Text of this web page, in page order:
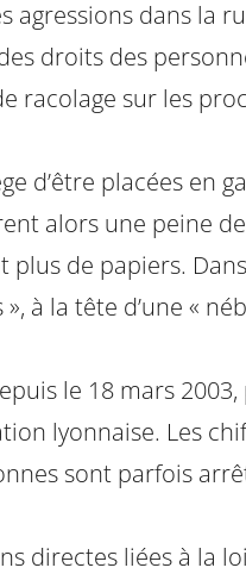
agressions dans la
droits des
racolage sur les
d’être placées en
alors une peine
de papiers.
à la tête d’une «
le 18 mars
lyonnaise. Les
sont parfois
directes liées à la